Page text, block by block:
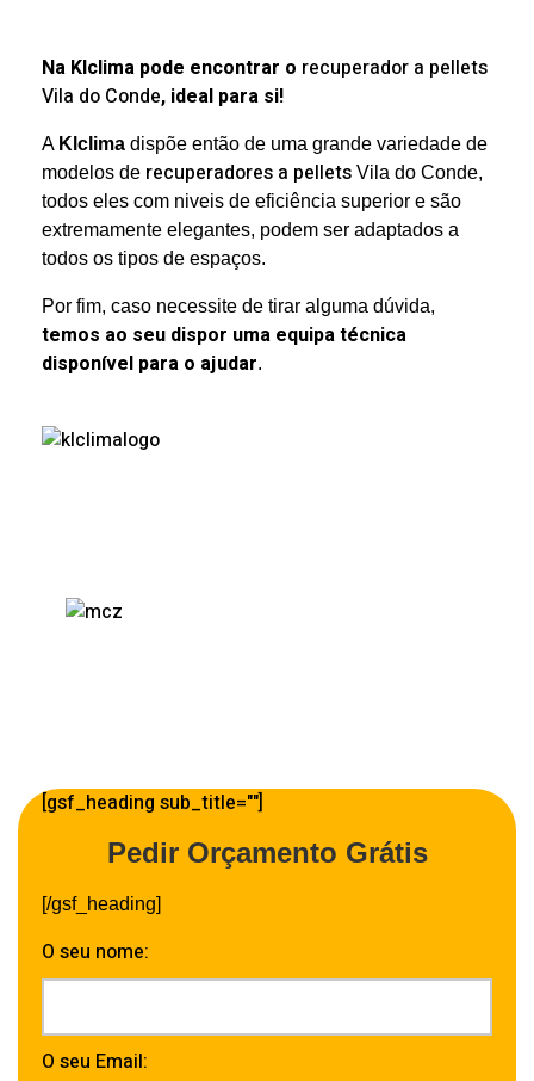
Na Klclima pode encontrar o recuperador a pellets
Vila do Conde, ideal para si!
A Klclima dispõe então de uma grande variedade de
modelos de recuperadores a pellets Vila do Conde,
todos eles com niveis de eficiência superior e são
extremamente elegantes, podem ser adaptados a
todos os tipos de espaços.
Por fim, caso necessite de tirar alguma dúvida,
temos ao seu dispor uma equipa técnica
disponível para o ajudar.
[gsf_heading sub_title=""]
Pedir Orçamento Grátis
[/gsf_heading]
O seu nome:
O seu Email: